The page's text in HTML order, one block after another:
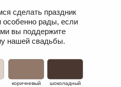
сделать праздник
рады, если
вы поддержите
нашей свадьбы.
коричневый шоколадный